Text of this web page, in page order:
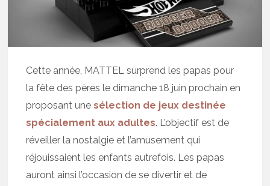
Cette année, MATTEL surprend les papas pour
la fête des pères le dimanche 18 juin prochain en
proposant unesélection de jeux destinée
spécialement aux adultes. L’objectif est de
réveiller la nostalgie et l’amusement qui
réjouissaient les enfants autrefois. Les papas
auront ainsi l’occasion de se divertir et de